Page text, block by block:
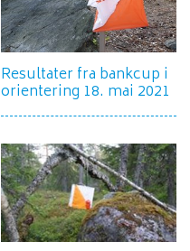
Resultater fra bankcup i
orientering 18. mai 2021